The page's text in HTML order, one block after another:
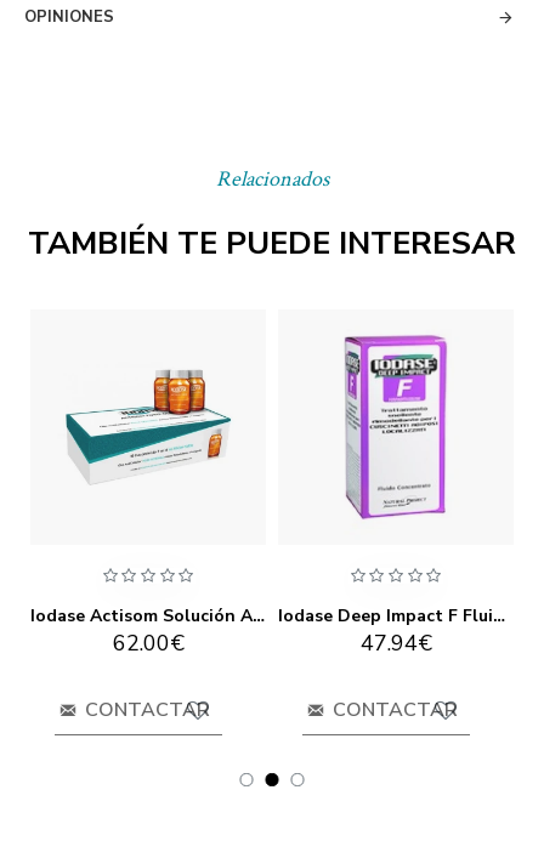
Relacionados
TAMBIÉN TE PUEDE INTERESAR
Iodase Actisom Solución Ampollas
62.00€
CONTACTAR
Iodase Deep Impact F Fluido 100ml
47.94€
CONTACTAR
OPINIONES